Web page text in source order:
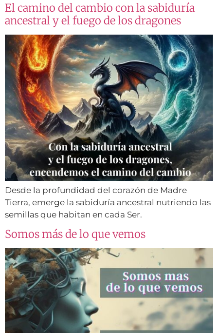
El camino del cambio con la sabiduría
ancestral y el fuego de los dragones
Desde la profundidad del corazón de Madre
Tierra, emerge la sabiduría ancestral nutriendo las
semillas que habitan en cada Ser.
Somos más de lo que vemos